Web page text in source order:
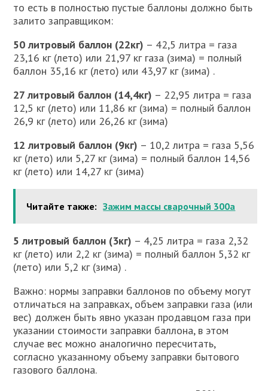
то есть в полностью пустые баллоны должно быть
залито заправщиком:
50 литровый баллон (22кг) – 42,5 литра = газа
23,16 кг (лето) или 21,97 кг газа (зима) = полный
баллон 35,16 кг (лето) или 43,97 кг (зима) .
27 литровый баллон (14,4кг) – 22,95 литра = газа
12,5 кг (лето) или 11,86 кг (зима) = полный баллон
26,9 кг (лето) или 26,26 кг (зима)
12 литровый баллон (9кг) – 10,2 литра = газа 5,56
кг (лето) или 5,27 кг (зима) = полный баллон 14,56
кг (лето) или 14,27 кг (зима)
Читайте также: Зажим массы сварочный 300а
5 литровый баллон (3кг) – 4,25 литра = газа 2,32
кг (лето) или 2,2 кг (зима) = полный баллон 5,32 кг
(лето) или 5,2 кг (зима) .
Важно: нормы заправки баллонов по объему могут
отличаться на заправках, объем заправки газа (или
вес) должен быть явно указан продавцом газа при
указании стоимости заправки баллона, в этом
случае вес можно аналогично пересчитать,
согласно указанному объему заправки бытового
газового баллона.